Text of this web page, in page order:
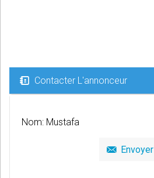
Contacter L'annonceur
Nom: Mustafa
Envoyer